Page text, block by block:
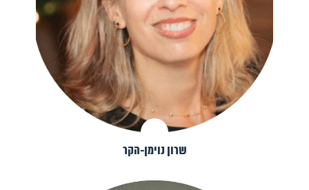
שרון נוימן-הקר